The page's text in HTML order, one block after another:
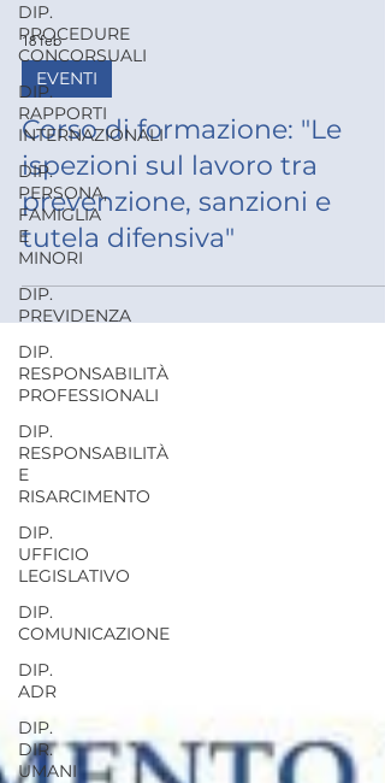
DIP.
PROCEDURE
CONCORSUALI
DIP.
RAPPORTI
INTERNAZIONALI
DIP.
PERSONA,
FAMIGLIA
E
MINORI
DIP.
PREVIDENZA
DIP.
RESPONSABILITÀ
PROFESSIONALI
DIP.
RESPONSABILITÀ
E
RISARCIMENTO
DIP.
UFFICIO
LEGISLATIVO
DIP.
COMUNICAZIONE
DIP.
ADR
DIP.
DIR.
UMANI
18 feb
EVENTI
Corso di formazione: "Le
ispezioni sul lavoro tra
prevenzione, sanzioni e
tutela difensiva"